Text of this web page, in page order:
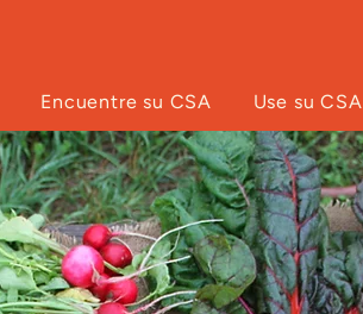
Encuentre su CSA Use su CSA